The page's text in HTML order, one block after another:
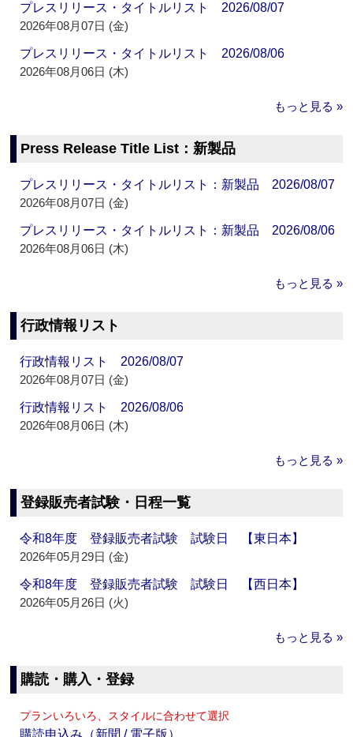
プレスリリース・タイトルリスト 2026/08/07
2026年08月07日 (金)
プレスリリース・タイトルリスト 2026/08/06
2026年08月06日 (木)
もっと見る »
Press Release Title List：新製品
プレスリリース・タイトルリスト：新製品 2026/08/07
2026年08月07日 (金)
プレスリリース・タイトルリスト：新製品 2026/08/06
2026年08月06日 (木)
もっと見る »
行政情報リスト
行政情報リスト 2026/08/07
2026年08月07日 (金)
行政情報リスト 2026/08/06
2026年08月06日 (木)
もっと見る »
登録販売者試験・日程一覧
令和8年度 登録販売者試験 試験日 【東日本】
2026年05月29日 (金)
令和8年度 登録販売者試験 試験日 【西日本】
2026年05月26日 (火)
もっと見る »
購読・購入・登録
プランいろいろ、スタイルに合わせて選択